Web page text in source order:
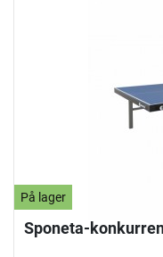
På lager
Sponeta-